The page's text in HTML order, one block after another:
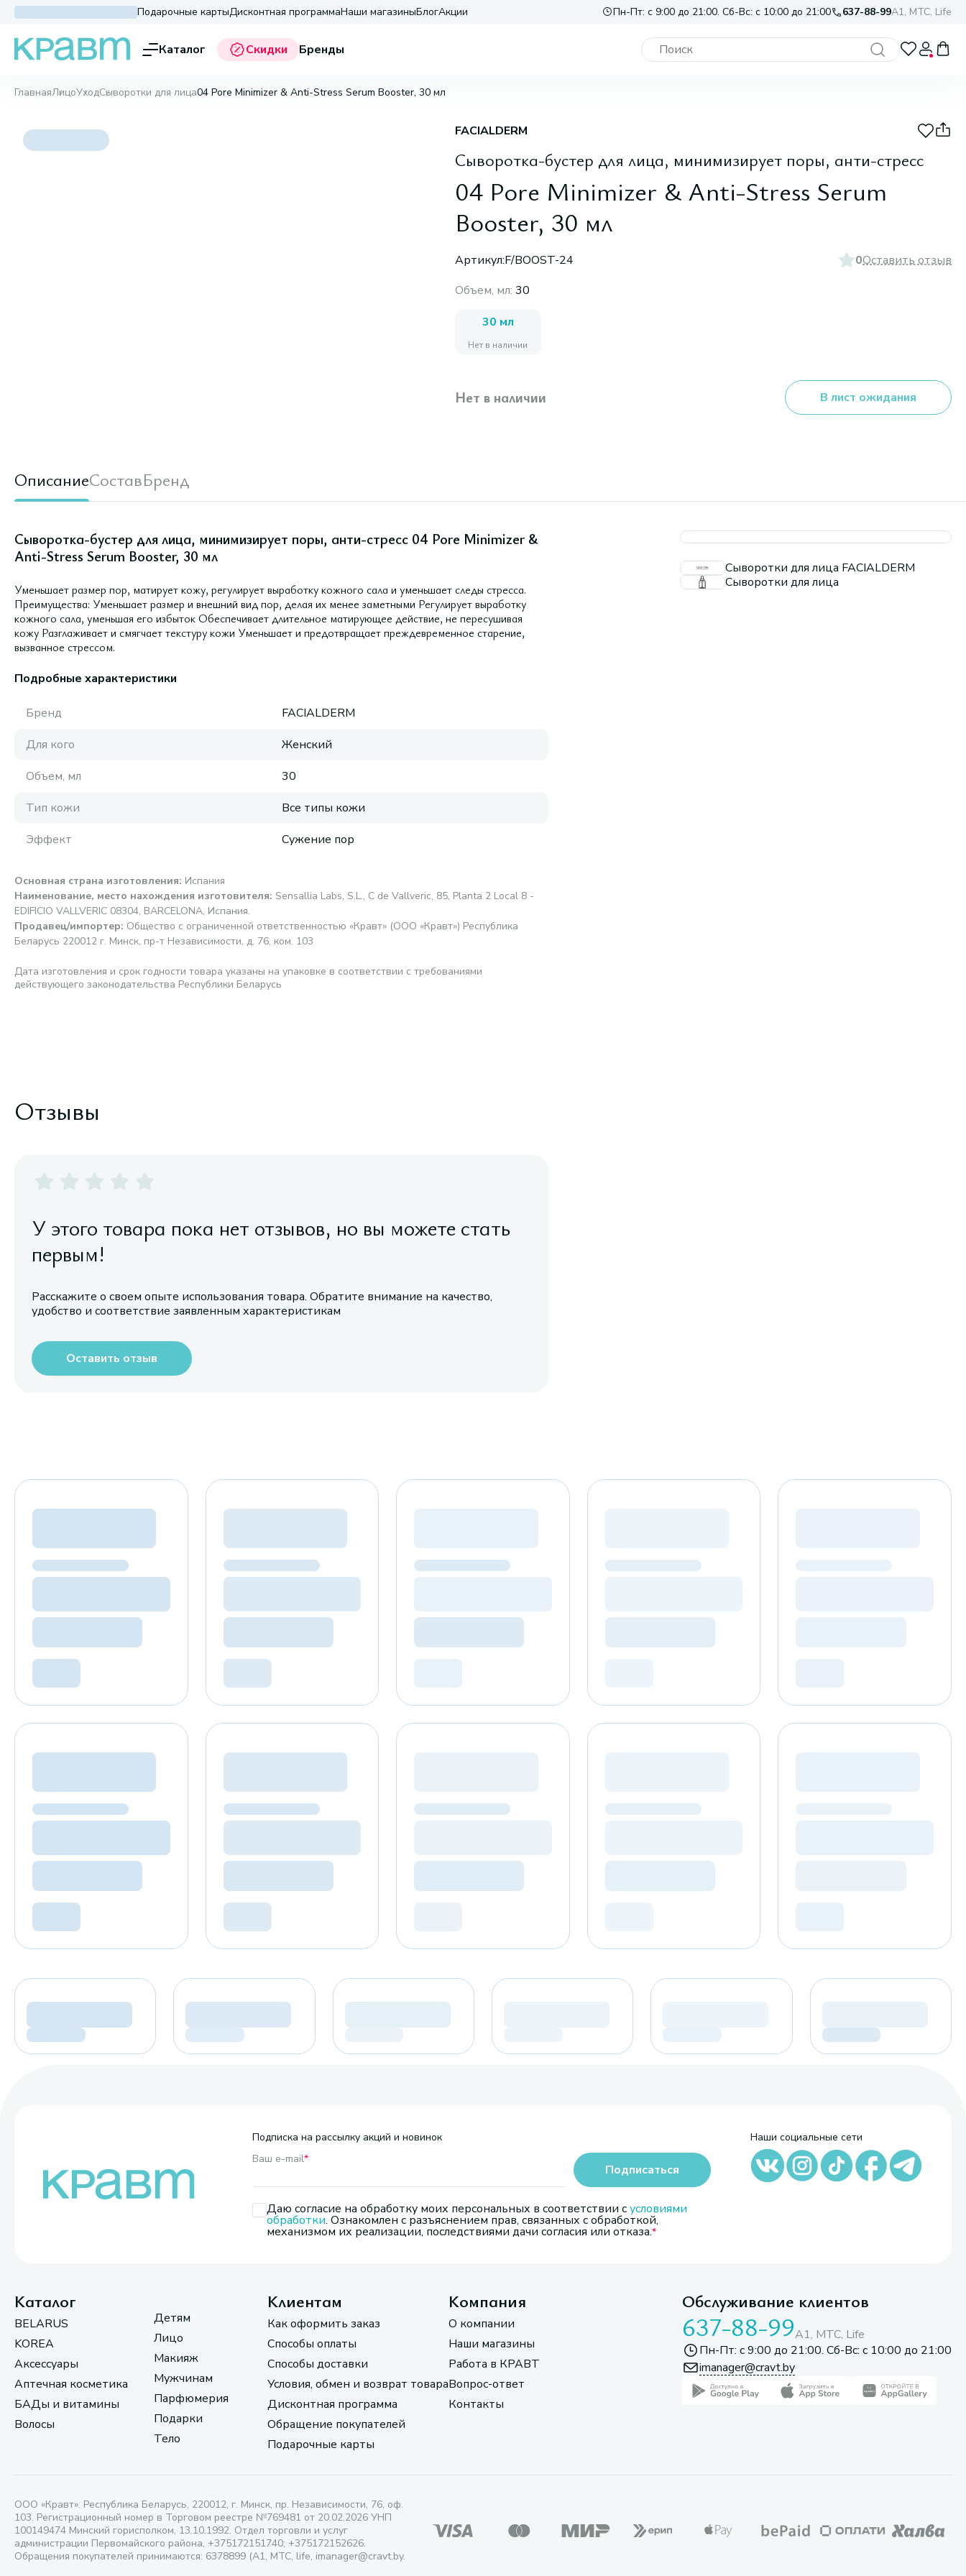
Подарочные картыДисконтная программаНаши магазиныБлогАкции Пн-Пт: с 9:00 до 21:00. Сб-Вс: с 10:00 до 21:00 637-88-99A1, МТС, Life
Каталог Скидки Бренды
ГлавнаяЛицоУходСыворотки для лица04 Pore Minimizer & Anti-Stress Serum Booster, 30 мл
FACIALDERM
Сыворотка-бустер для лица, минимизирует поры, анти-стресс
04 Pore Minimizer & Anti-Stress Serum
Booster, 30 мл
Артикул:F/BOOST-24 0Оставить отзыв
Объем, мл: 30
30 мл
Нет в наличии
Нет в наличии В лист ожидания
ОписаниеСоставБренд
Сыворотка-бустер для лица, минимизирует поры, анти-стресс 04 Pore Minimizer &
Anti-Stress Serum Booster, 30 мл
Уменьшает размер пор, матирует кожу, регулирует выработку кожного сала и уменьшает следы стресса.
Преимущества: Уменьшает размер и внешний вид пор, делая их менее заметными Регулирует выработку
кожного сала, уменьшая его избыток Обеспечивает длительное матирующее действие, не пересушивая
кожу Разглаживает и смягчает текстуру кожи Уменьшает и предотвращает преждевременное старение,
вызванное стрессом.
Подробные характеристики
Бренд
FACIALDERM
Для кого
Женский
Объем, мл
30
Тип кожи
Все типы кожи
Эффект
Сужение пор
Основная страна изготовления: Испания
Наименование, место нахождения изготовителя: Sensallia Labs, S.L., C de Vallveric, 85, Planta 2 Local 8 -
EDIFICIO VALLVERIC 08304, BARCELONA, Испания.
Продавец/импортер: Общество с ограниченной ответственностью «Кравт» (ООО «Кравт») Республика
Беларусь 220012 г. Минск, пр-т Независимости, д. 76, ком. 103
Дата изготовления и срок годности товара указаны на упаковке в соответствии с требованиями
действующего законодательства Республики Беларусь
Сыворотки для лица FACIALDERM
Сыворотки для лица
Отзывы
У этого товара пока нет отзывов, но вы можете стать
первым!
Расскажите о своем опыте использования товара. Обратите внимание на качество,
удобство и соответствие заявленным характеристикам
Оставить отзыв
Подписка на рассылку акций и новинок
Ваш e-mail*
Даю согласие на обработку моих персональных в соответствии сусловиями
обработки. Ознакомлен с разъяснением прав, связанных с обработкой,
механизмом их реализации, последствиями дачи согласия или отказа.
Подписаться
Наши социальные сети
Каталог
BELARUS
KOREA
Аксессуары
Аптечная косметика
БАДы и витамины
Волосы
Детям
Лицо
Макияж
Мужчинам
Парфюмерия
Подарки
Тело
Клиентам
Как оформить заказ
Способы оплаты
Способы доставки
Условия, обмен и возврат товара
Дисконтная программа
Обращение покупателей
Подарочные карты
Компания
О компании
Наши магазины
Работа в КРАВТ
Вопрос-ответ
Контакты
Обслуживание клиентов
637-88-99A1, МТС, Life
Пн-Пт: с 9:00 до 21:00. Сб-Вс: с 10:00 до 21:00
imanager@cravt.by
ООО «Кравт». Республика Беларусь, 220012, г. Минск, пр. Независимости, 76, оф.
103. Регистрационный номер в Торговом реестре №769481 от 20.02.2026 УНП
100149474 Минский горисполком, 13.10.1992. Отдел торговли и услуг
администрации Первомайского района, +375172151740; +375172152626.
Обращения покупателей принимаются: 6378899 (А1, МТС, life, imanager@cravt.by.